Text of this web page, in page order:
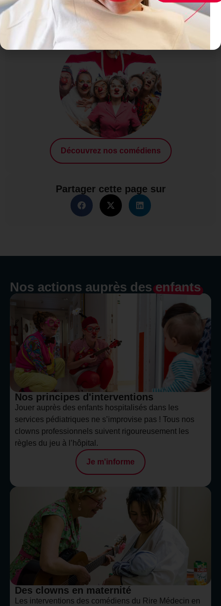
Découvrez nos comédiens
Partager cette page sur
Nos actions auprès desenfants
Nos principes d'interventions
Jouer auprès des enfants hospitalisés dans les
services pédiatriques ne s’improvise pas ! Tous nos
clowns professionnels suivent rigoureusement les
règles du jeu à l’hôpital.
Je m'informe
Des clowns en maternité
Les interventions des comédiens du Rire Médecin en